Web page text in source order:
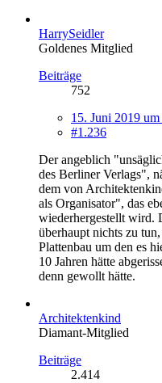
HarrySeidler
Goldenes Mitglied
Beiträge
752
15. Juni 2019
#1.236
Der angeblich
des Berliner Verlags",
dem von
als Organisator", das
wiederhergestellt wird.
überhaupt nichts zu
Plattenbau um den es
10 Jahren hätte
denn gewollt hätte.
Architektenkind
Diamant-Mitglied
Beiträge
2.414